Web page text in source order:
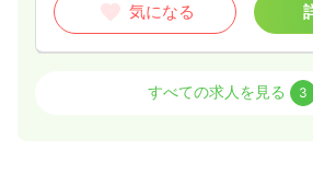
気になる
正・准看護師すべての求人を見る 3